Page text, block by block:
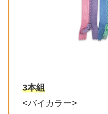
3本組
<バイカラー>